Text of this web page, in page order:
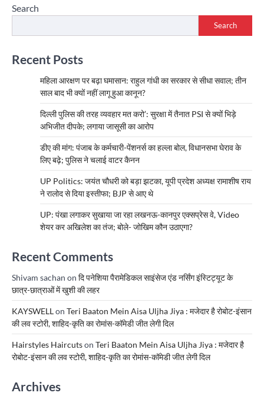
Search
Search
Recent Posts
महिला आरक्षण पर बढ़ा घमासान: राहुल गांधी का सरकार से सीधा सवाल; तीन
साल बाद भी क्यों नहीं लागू हुआ कानून?
दिल्ली पुलिस की तरह व्यवहार मत करो’: सुरक्षा में तैनात PSI से क्यों भिड़े
अभिजीत दीपके; लगाया जासूसी का आरोप
डीए की मांग: पंजाब के कर्मचारी-पेंशनर्स का हल्ला बोल, विधानसभा घेराव के
लिए बढ़े; पुलिस ने चलाई वाटर कैनन
UP Politics: जयंत चौधरी को बड़ा झटका, यूपी प्रदेश अध्यक्ष रामाशीष राय
ने रालोद से दिया इस्तीफा; BJP से आए थे
UP: पंखा लगाकर सुखाया जा रहा लखनऊ-कानपुर एक्सप्रेस वे, Video
शेयर कर अखिलेश का तंज; बोले- जोखिम कौन उठाएगा?
Recent Comments
Shivam sachan on दि पनेशिया पैरामेडिकल साइंसेज एंड नर्सिंग इंस्टिट्यूट के
छात्र-छात्राओं में खुशी की लहर
KAYSWELLon Teri Baaton Mein Aisa Uljha Jiya : मजेदार है रोबोट-इंसान
की लव स्टोरी, शाहिद-कृति का रोमांस-कॉमेडी जीत लेगी दिल
Hairstyles Haircutson Teri Baaton Mein Aisa Uljha Jiya : मजेदार है
रोबोट-इंसान की लव स्टोरी, शाहिद-कृति का रोमांस-कॉमेडी जीत लेगी दिल
Archives